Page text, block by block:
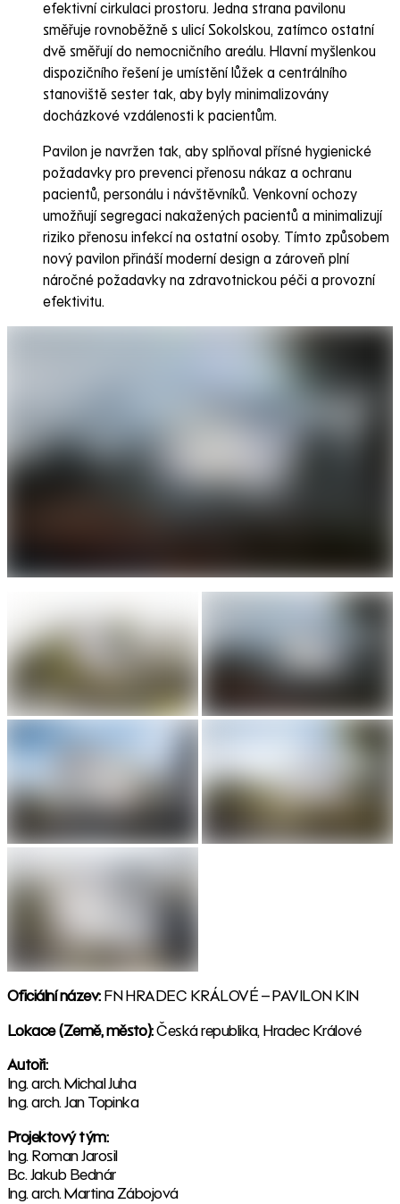
efektivní cirkulaci prostoru. Jedna strana pavilonu
směřuje rovnoběžně s ulicí Sokolskou, zatímco ostatní
dvě směřují do nemocničního areálu. Hlavní myšlenkou
dispozičního řešení je umístění lůžek a centrálního
stanoviště sester tak, aby byly minimalizovány
docházkové vzdálenosti k pacientům.
Pavilon je navržen tak, aby splňoval přísné hygienické
požadavky pro prevenci přenosu nákaz a ochranu
pacientů, personálu i návštěvníků. Venkovní ochozy
umožňují segregaci nakažených pacientů a minimalizují
riziko přenosu infekcí na ostatní osoby. Tímto způsobem
nový pavilon přináší moderní design a zároveň plní
náročné požadavky na zdravotnickou péči a provozní
efektivitu.
Oficiální název:FN HRADEC KRÁLOVÉ – PAVILON KIN
Lokace (Země, město):Česká republika, Hradec Králové
Autoři:
Ing. arch. Michal Juha
Ing. arch. Jan Topinka
Projektový tým:
Ing. Roman Jarosil
Bc. Jakub Bednár
Ing. arch. Martina Zábojová